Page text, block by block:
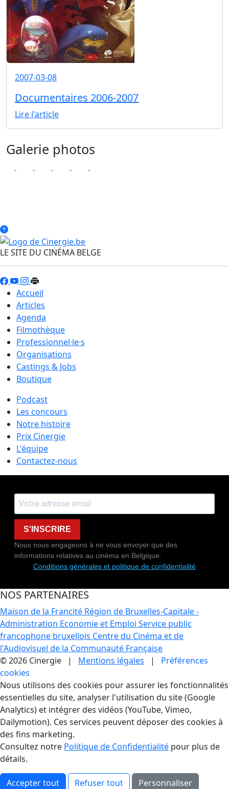
2007-03-08
Documentaires 2006-2007
Lire l'article
Galerie photos
LE SITE DU CINÉMA BELGE
Accueil
Articles
Agenda
Filmothèque
Professionnel·le·s
Organisations
Castings & Jobs
Boutique
Podcast
Les concours
Notre histoire
Prix Cinergie
L'équipe
Contactez-nous
S'INSCRIRE
Nous nous engageons à ne vous envoyer que des
informations relatives au cinéma en Belgique.
Conditions générales et politique de confidentialité
NOS PARTENAIRES
Maison de la Francité Région de Bruxelles-Capitale -
Administration Economie et Emploi Service public
francophone bruxellois Centre du Cinéma et de
l'Audiovisuel de la Communauté Française
© 2026 Cinergie | Mentions légales | Préférences
cookies
Gestion des Cookies
Nous utilisons des cookies pour assurer les fonctionnalités
essentielles du site, analyser l'utilisation du site (Google
Analytics) et intégrer des vidéos (YouTube, Vimeo,
Dailymotion). Ces services peuvent déposer des cookies à
des fins marketing.
Consultez notre Politique de Confidentialité pour plus de
détails.
Accepter tout Refuser tout Personnaliser